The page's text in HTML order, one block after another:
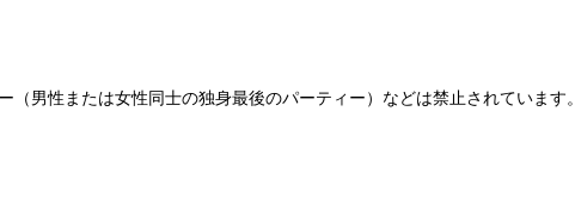
（男性または女性同士の独身最後のパーティー）などは禁止されています。